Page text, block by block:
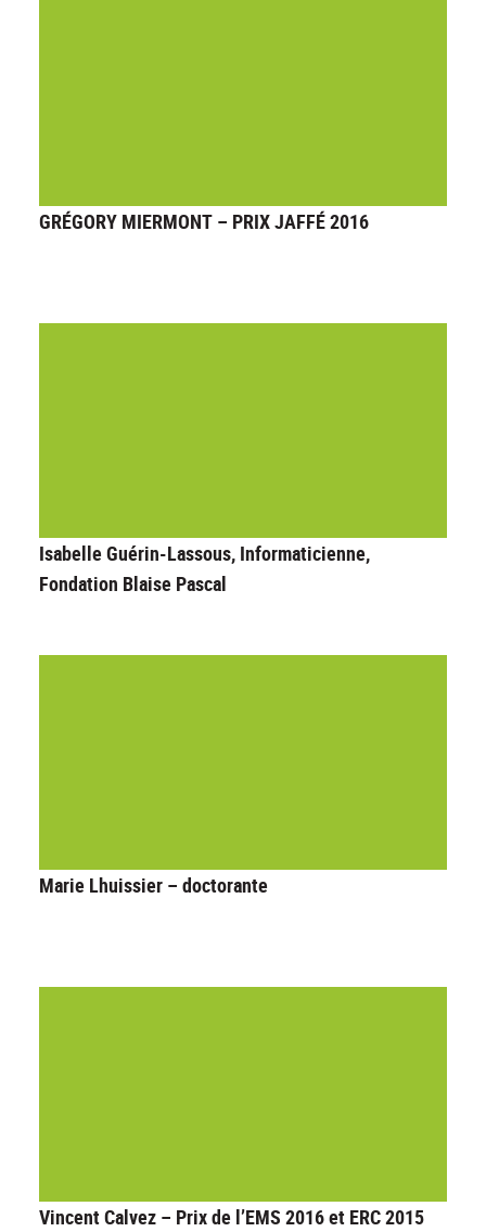
GRÉGORY MIERMONT – PRIX JAFFÉ 2016
Isabelle Guérin-Lassous, Informaticienne,
Fondation Blaise Pascal
Marie Lhuissier – doctorante
Vincent Calvez – Prix de l’EMS 2016 et ERC 2015